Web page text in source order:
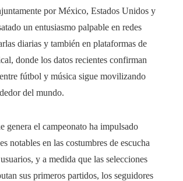
por México, Estados Unidos y
un entusiasmo palpable en redes
diarias y también en plataformas de
donde los datos recientes confirman
fútbol y música sigue movilizando
del mundo.
genera el campeonato ha impulsado
notables en las costumbres de escucha
y a medida que las selecciones
sus primeros partidos, los seguidores